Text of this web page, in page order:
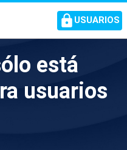
USUARIOS
para
dos
en la
está
usuarios